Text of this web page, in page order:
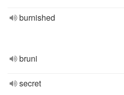
burnished
bruni
secret